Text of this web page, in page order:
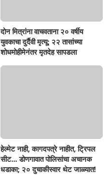
दोन मित्रांना वाचवताना २० वर्षीय
युवकाचा दुर्दैवी मृत्यू; २२ तासांच्या
शोधमोहीमेनंतर मृतदेह सापडला
हेल्मेट नाही, कागदपत्रे नाहीत, ट्रिपल
सीट... डोणगावात पोलिसांचा अचानक
धडाका; २० दुचाकीस्वार थेट जाळ्यात!